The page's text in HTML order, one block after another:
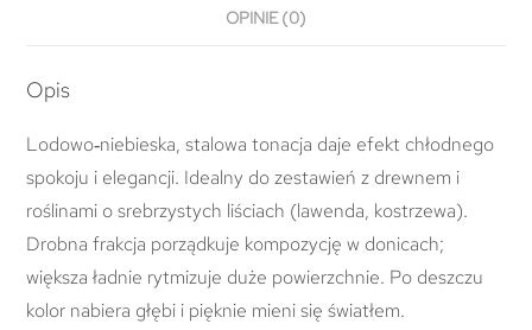
OPINIE (0)
Opis
Lodowo‑niebieska, stalowa tonacja daje efekt chłodnego
spokoju i elegancji. Idealny do zestawień z drewnem i
roślinami o srebrzystych liściach (lawenda, kostrzewa).
Drobna frakcja porządkuje kompozycję w donicach;
większa ładnie rytmizuje duże powierzchnie. Po deszczu
kolor nabiera głębi i pięknie mieni się światłem.